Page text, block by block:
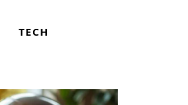
TECH